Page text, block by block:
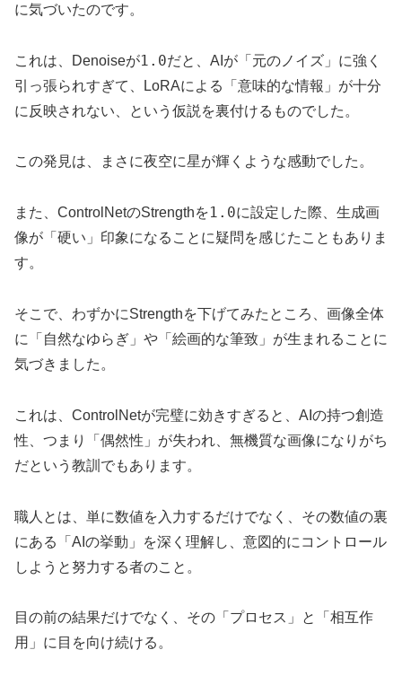
に気づいたのです。
これは、Denoiseが1.0だと、AIが「元のノイズ」に強く
引っ張られすぎて、LoRAによる「意味的な情報」が十分
に反映されない、という仮説を裏付けるものでした。
この発見は、まさに夜空に星が輝くような感動でした。
また、ControlNetのStrengthを1.0に設定した際、生成画
像が「硬い」印象になることに疑問を感じたこともありま
す。
そこで、わずかにStrengthを下げてみたところ、画像全体
に「自然なゆらぎ」や「絵画的な筆致」が生まれることに
気づきました。
これは、ControlNetが完璧に効きすぎると、AIの持つ創造
性、つまり「偶然性」が失われ、無機質な画像になりがち
だという教訓でもあります。
職人とは、単に数値を入力するだけでなく、その数値の裏
にある「AIの挙動」を深く理解し、意図的にコントロール
しようと努力する者のこと。
目の前の結果だけでなく、その「プロセス」と「相互作
用」に目を向け続ける。